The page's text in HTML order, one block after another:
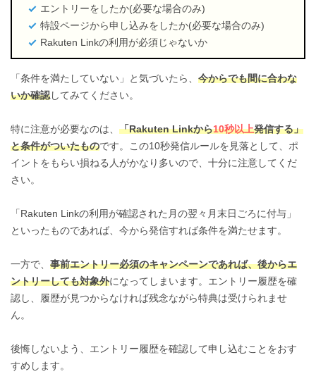
エントリーをしたか(必要な場合のみ)
特設ページから申し込みをしたか(必要な場合のみ)
Rakuten Linkの利用が必須じゃないか
「条件を満たしていない」と気づいたら、 今からでも間に合わな
いか確認してみてください。
特に注意が必要なのは、 「Rakuten Linkから10秒以上発信する」
と条件がついたものです。この10秒発信ルールを見落として、ポ
イントをもらい損ねる人がかなり多いので、十分に注意してくだ
さい。
「Rakuten Linkの利用が確認された月の翌々月末日ごろに付与」
といったものであれば、今から発信すれば条件を満たせます。
一方で、 事前エントリー必須のキャンペーンであれば、後からエ
ントリーしても対象外になってしまいます。エントリー履歴を確
認し、履歴が見つからなければ残念ながら特典は受けられませ
ん。
後悔しないよう、エントリー履歴を確認して申し込むことをおす
すめします。